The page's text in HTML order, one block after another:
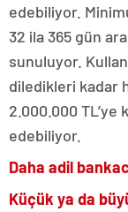
edebiliyor.
32 ila 365 gün
sunuluyor.
diledikleri kadar
2.000.000
edebiliyor.
Daha adil
Küçük ya da